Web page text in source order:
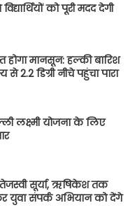
को पूरी मदद देगी
मानसून: हल्की बारिश
2.2 डिग्री नीचे पहुंचा पारा
लक्ष्मी योजना के लिए
सूर्या, ऋषिकेश तक
युवा संपर्क अभियान को देंगे